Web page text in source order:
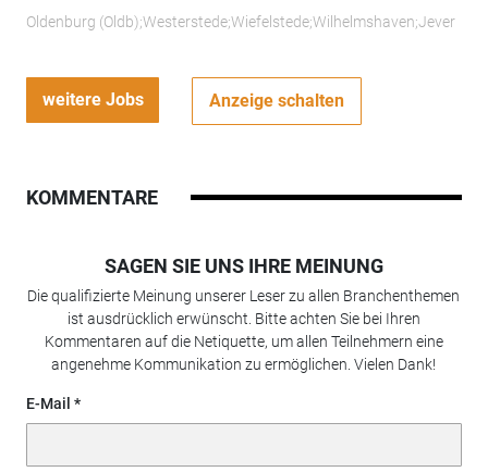
Oldenburg (Oldb);Westerstede;Wiefelstede;Wilhelmshaven;Jever
weitere Jobs Anzeige schalten
KOMMENTARE
SAGEN SIE UNS IHRE MEINUNG
Die qualifizierte Meinung unserer Leser zu allen Branchenthemen
ist ausdrücklich erwünscht. Bitte achten Sie bei Ihren
Kommentaren auf die Netiquette, um allen Teilnehmern eine
angenehme Kommunikation zu ermöglichen. Vielen Dank!
E-Mail